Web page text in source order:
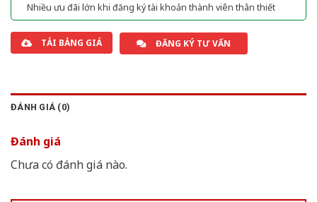
Nhiều ưu đãi lớn khi đăng ký tài khoản thành viên thân thiết
TẢI BẢNG GIÁ ĐĂNG KÝ TƯ VẤN
ĐÁNH GIÁ (0)
Đánh giá
Chưa có đánh giá nào.